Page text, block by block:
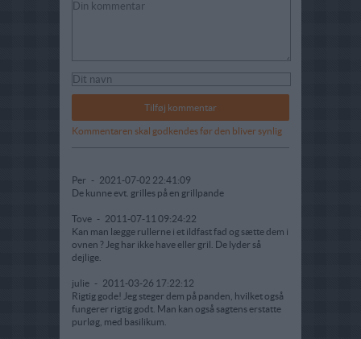
Kommentaren skal godkendes før den bliver synlig
Per - 2021-07-02 22:41:09
De kunne evt. grilles på en grillpande
Tove - 2011-07-11 09:24:22
Kan man lægge rullerne i et ildfast fad og sætte dem i
ovnen ? Jeg har ikke have eller gril. De lyder så
dejlige.
julie - 2011-03-26 17:22:12
Rigtig gode! Jeg steger dem på panden, hvilket også
fungerer rigtig godt. Man kan også sagtens erstatte
purløg, med basilikum.